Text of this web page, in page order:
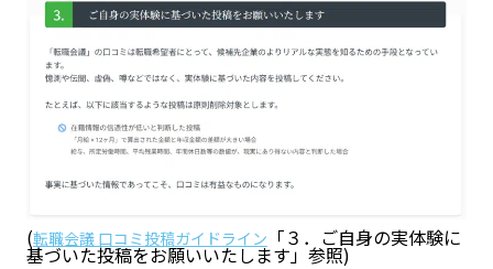
(転職会議 口コミ投稿ガイドライン 「３．ご自身の実体験に
基づいた投稿をお願いいたします」参照)